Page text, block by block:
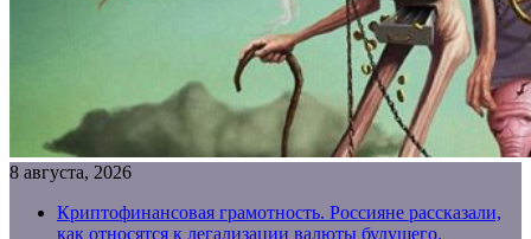
8 августа, 2026
Криптофинансовая грамотность. Россияне рассказали,
как относятся к легализации валюты будущего.